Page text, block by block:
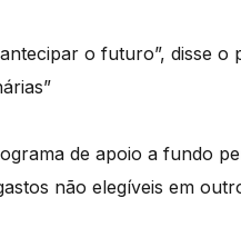
o futuro”, disse o
de apoio a fundo
não elegíveis em